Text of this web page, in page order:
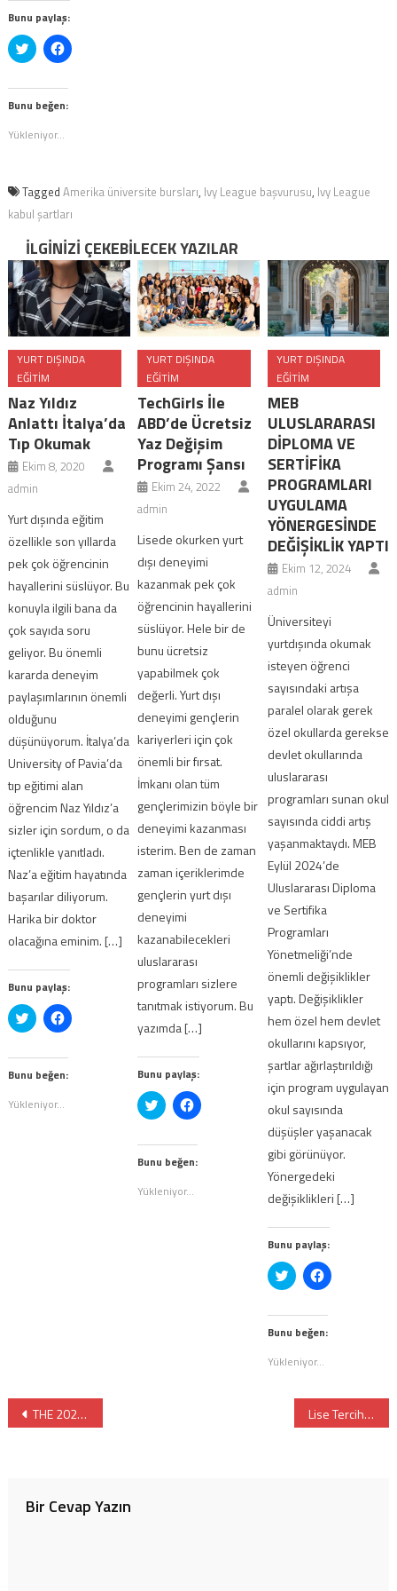
Bunu paylaş:
Twitter
üzerinde
tıklayın
(Yeni
pencerede
Facebook'ta
paylaşmak
(Yeni
pencerede
Bunu beğen:
Yükleniyor...
Tagged Amerika üniversite bursları, Ivy League başvurusu, Ivy League
kabul şartları
İLGINIZI ÇEKEBILECEK YAZILAR
YURT DIŞINDA
EĞITIM
Naz Yıldız
Anlattı İtalya’da
Tıp Okumak
Ekim 8, 2020
admin
Yurt dışında eğitim
özellikle son yıllarda
pek çok öğrencinin
hayallerini süslüyor. Bu
konuyla ilgili bana da
çok sayıda soru
geliyor. Bu önemli
kararda deneyim
paylaşımlarının önemli
olduğunu
düşünüyorum. İtalya’da
University of Pavia’da
tıp eğitimi alan
öğrencim Naz Yıldız’a
sizler için sordum, o da
içtenlikle yanıtladı.
Naz’a eğitim hayatında
başarılar diliyorum.
Harika bir doktor
olacağına eminim. […]
Bunu paylaş:
Twitter
üzerinde
tıklayın
(Yeni
pencerede
Facebook'ta
paylaşmak
(Yeni
pencerede
Bunu beğen:
Yükleniyor...
YURT DIŞINDA
EĞITIM
TechGirls İle
ABD’de Ücretsiz
Yaz Değişim
Programı Şansı
Ekim 24, 2022
admin
Lisede okurken yurt
dışı deneyimi
kazanmak pek çok
öğrencinin hayallerini
süslüyor. Hele bir de
bunu ücretsiz
yapabilmek çok
değerli. Yurt dışı
deneyimi gençlerin
kariyerleri için çok
önemli bir fırsat.
İmkanı olan tüm
gençlerimizin böyle bir
deneyimi kazanması
isterim. Ben de zaman
zaman içeriklerimde
gençlerin yurt dışı
deneyimi
kazanabilecekleri
uluslararası
programları sizlere
tanıtmak istiyorum. Bu
yazımda […]
Bunu paylaş:
Twitter
üzerinde
tıklayın
(Yeni
pencerede
Facebook'ta
paylaşmak
(Yeni
pencerede
Bunu beğen:
Yükleniyor...
YURT DIŞINDA
EĞITIM
MEB
ULUSLARARASI
DİPLOMA VE
SERTİFİKA
PROGRAMLARI
UYGULAMA
YÖNERGESİNDE
DEĞİŞİKLİK YAPTI
Ekim 12, 2024
admin
Üniversiteyi
yurtdışında okumak
isteyen öğrenci
sayısındaki artışa
paralel olarak gerek
özel okullarda gerekse
devlet okullarında
uluslararası
programları sunan okul
sayısında ciddi artış
yaşanmaktaydı. MEB
Eylül 2024’de
Uluslararası Diploma
ve Sertifika
Programları
Yönetmeliği’nde
önemli değişiklikler
yaptı. Değişiklikler
hem özel hem devlet
okullarını kapsıyor,
şartlar ağırlaştırıldığı
için program uygulayan
okul sayısında
düşüşler yaşanacak
gibi görünüyor.
Yönergedeki
değişiklikleri […]
Bunu paylaş:
Twitter
üzerinde
tıklayın
(Yeni
pencerede
Facebook'ta
paylaşmak
(Yeni
pencerede
Bunu beğen:
Yükleniyor...
Yazı
THE 2026’ya Göre Dünyanın En İyi Mühendislik Fakülteleri Lise Tercihlerinde Yeni Düzenleme: Yatılı ve Gündüzlü Kontenjan Ayrılıyor
Bir Cevap Yazın